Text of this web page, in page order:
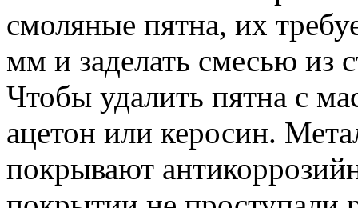
смоляные пятна, их
мм и заделать смесью из
Чтобы удалить пятна с
ацетон или керосин.
покрывают